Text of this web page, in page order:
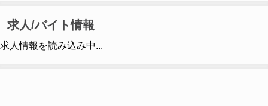
求人/バイト情報
求人情報を読み込み中...